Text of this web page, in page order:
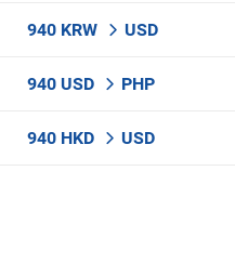
940 KRW USD
940 USD PHP
940 HKD USD